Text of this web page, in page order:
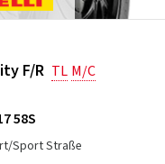
F/R TL M/C
58S
Sport Straße